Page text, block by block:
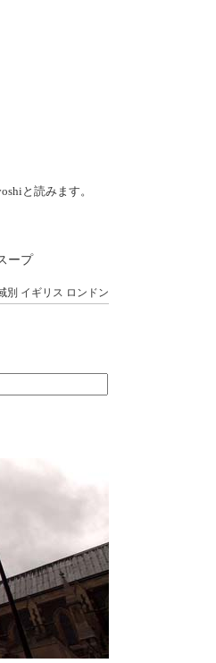
と読みます。
ープ
別 イギリス ロンドン